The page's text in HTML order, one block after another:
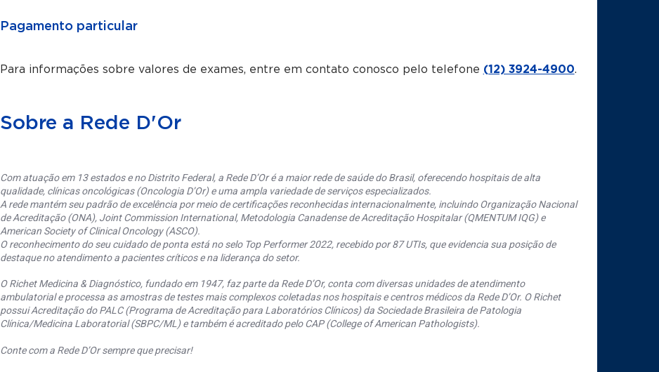
Pagamento particular
Para informações sobre valores de exames, entre em contato conosco pelo telefone (12) 3924-4900.
Sobre a Rede D'Or
Com atuação em 13 estados e no Distrito Federal, a Rede D’Or é a maior rede de saúde do Brasil, oferecendo hospitais de alta
qualidade, clínicas oncológicas (Oncologia D’Or) e uma ampla variedade de serviços especializados.
A rede mantém seu padrão de excelência por meio de certificações reconhecidas internacionalmente, incluindo Organização Nacional
de Acreditação (ONA), Joint Commission International, Metodologia Canadense de Acreditação Hospitalar (QMENTUM IQG) e
American Society of Clinical Oncology (ASCO).
O reconhecimento do seu cuidado de ponta está no selo Top Performer 2022, recebido por 87 UTIs, que evidencia sua posição de
destaque no atendimento a pacientes críticos e na liderança do setor.
O Richet Medicina & Diagnóstico, fundado em 1947, faz parte da Rede D’Or, conta com diversas unidades de atendimento
ambulatorial e processa as amostras de testes mais complexos coletadas nos hospitais e centros médicos da Rede D’Or. O Richet
possui Acreditação do PALC (Programa de Acreditação para Laboratórios Clínicos) da Sociedade Brasileira de Patologia
Clínica/Medicina Laboratorial (SBPC/ML) e também é acreditado pelo CAP (College of American Pathologists).
Conte com a Rede D’Or sempre que precisar!